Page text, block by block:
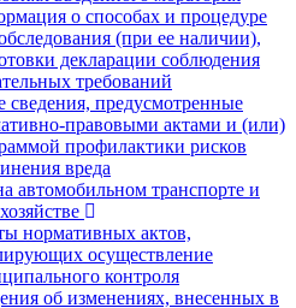
о способах и процедуре
(при ее наличии),
декларации соблюдения
требований
предусмотренные
правовыми актами и (или)
профилактики рисков
вреда
автомобильном транспорте и
нормативных актов,
осуществление
контроля
об изменениях, внесенных в